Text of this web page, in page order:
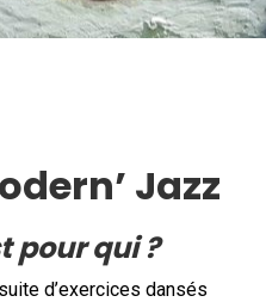
Jazz
pour qui ?
d’exercices dansés